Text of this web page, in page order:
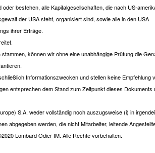
bestehen, alle Kapitalgesellschaften, die nach US-
der USA steht, organisiert sind, sowie alle in den USA
ihrer Erträge.
können wir ohne eine unabhängige Prüfung die
Informationszwecken und stellen keine Empfehlung
entsprechen dem Stand zum Zeitpunkt dieses Dokuments
S.A. weder vollständig noch auszugsweise (i) in
abgegeben werden, die nicht Mitarbeiter, leitende
Lombard Odier IM. Alle Rechte vorbehalten.